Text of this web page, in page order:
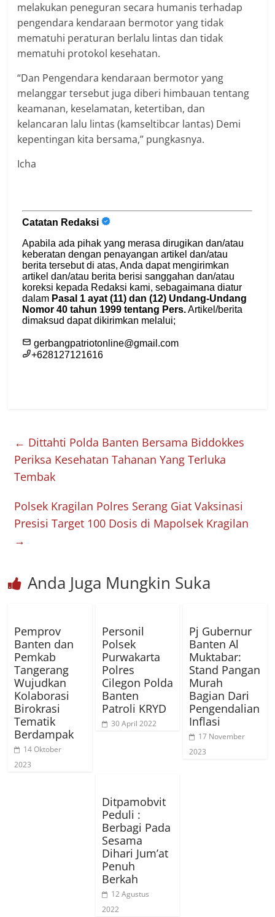
melakukan peneguran secara humanis terhadap
pengendara kendaraan bermotor yang tidak
mematuhi peraturan berlalu lintas dan tidak
mematuhi protokol kesehatan.
“Dan Pengendara kendaraan bermotor yang
melanggar tersebut juga diberi himbauan tentang
keamanan, keselamatan, ketertiban, dan
kelancaran lalu lintas (kamseltibcar lantas) Demi
kepentingan kita bersama,” pungkasnya.
Icha
← Dittahti Polda Banten Bersama Biddokkes
Periksa Kesehatan Tahanan Yang Terluka
Tembak
Polsek Kragilan Polres Serang Giat Vaksinasi
Presisi Target 100 Dosis di Mapolsek Kragilan
→
Anda Juga Mungkin Suka
Pemprov
Banten dan
Pemkab
Tangerang
Wujudkan
Kolaborasi
Birokrasi
Tematik
Berdampak
14 Oktober
2023
Personil
Polsek
Purwakarta
Polres
Cilegon Polda
Banten
Patroli KRYD
30 April 2022
Pj Gubernur
Banten Al
Muktabar:
Stand Pangan
Murah
Bagian Dari
Pengendalian
Inflasi
17 November
2023
Ditpamobvit
Peduli :
Berbagi Pada
Sesama
Dihari Jum’at
Penuh
Berkah
12 Agustus
2022